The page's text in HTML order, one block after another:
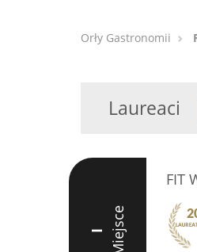
Orły Gastronomii
Laureaci
I Miejsce
FIT